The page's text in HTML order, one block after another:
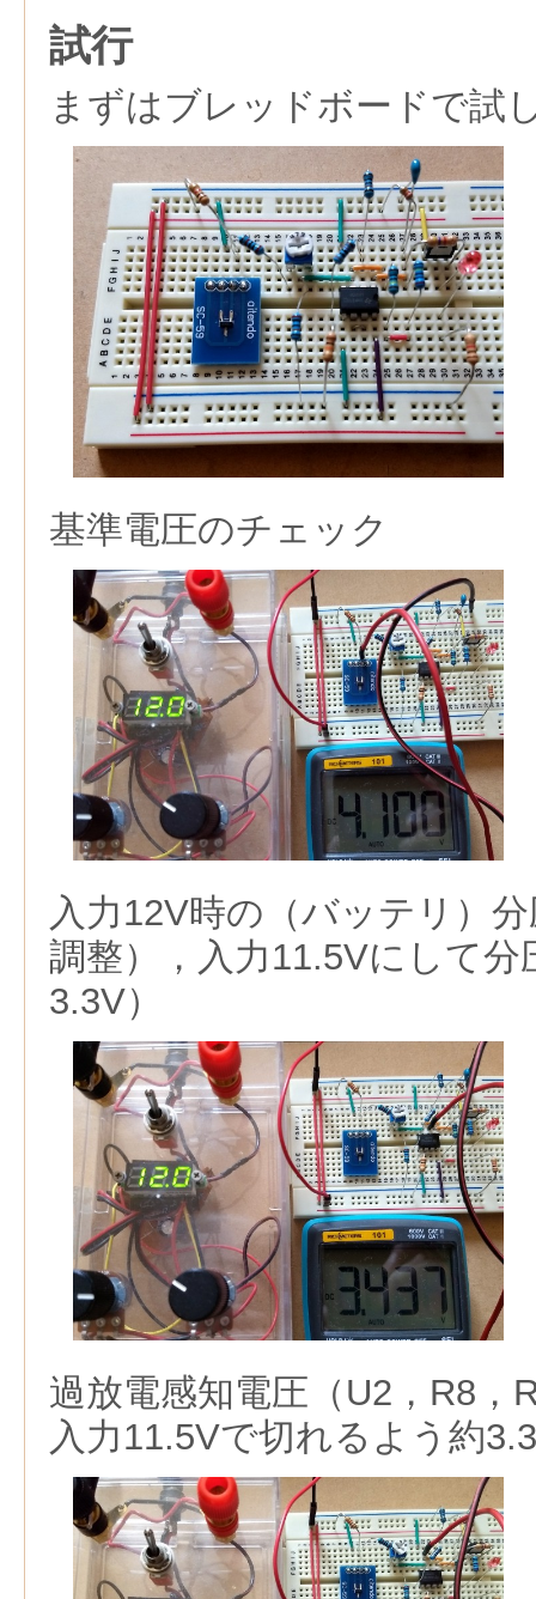
試行
まずはブレッドボードで試
基準電圧のチェック
入力12V時の（バッテリ）
調整），入力11.5Vにして分
3.3V）
過放電感知電圧（U2，R8，
入力11.5Vで切れるよう約